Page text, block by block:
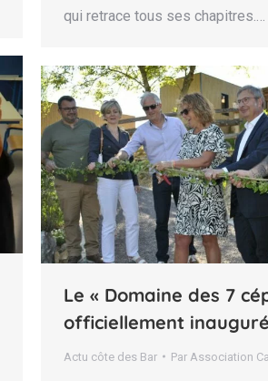
qui retrace tous ses chapitres.…
Le « Domaine des 7
officiellement inauguré
Actu côte des Bar Par Association